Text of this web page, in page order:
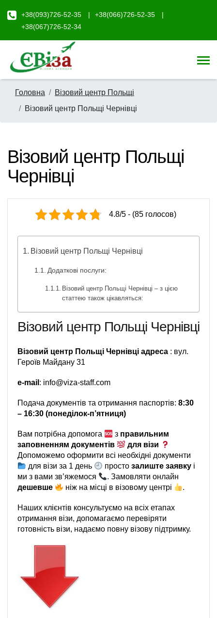
+38(093)726-52-35
+38(066)726-52-35
+38(067)726-52-34
Головна
Візовий центр Польщі
Візовий центр Польщі Чернівці
Візовий центр Польщі
Чернівці
4.8/5 - (85 голосов)
Візовий центр Польщі Чернівці
Додаткові послуги:
Візовий центр Польщі Чернівці – з цією
статтею також цікавляться:
Візовий центр Польщі Чернівці
Візовий центр Польщі Чернівці адреса : вул.
Героїв Майдану 31
e-mail : info@viza-staff.com
Подача документів та отримання паспортів: 8:30
– 16:30 (понеділок-п’ятниця)
Вам потрібна допомога з правильним
заповненням документів
для візи
Допоможемо оформити всі необхідні документи
для візи за 1 день
простозалиште заявку і
ми з вами зв’яжемося
. Замовляти онлайн
дешевше
ніж на місці в візовому центрі .
Наших клієнтів консультуємо на всіх етапах
отримання візи, допомагаємо перевіряти
готовність візи, надаємо повну візову підтримку.